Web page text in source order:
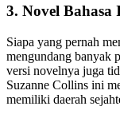
3. Novel Bahasa
Siapa yang pernah
mengundang banyak
versi novelnya juga
Suzanne Collins ini
memiliki daerah